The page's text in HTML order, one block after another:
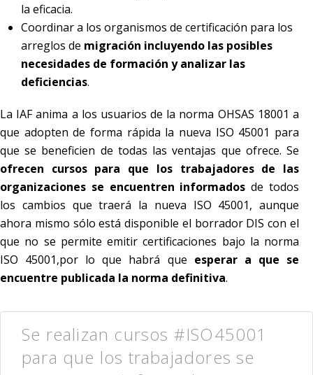
la eficacia.
Coordinar a los organismos de certificación para los
arreglos de migración incluyendo las posibles
necesidades de formación y analizar las
deficiencias.
La IAF anima a los usuarios de la norma OHSAS 18001 a
que adopten de forma rápida la nueva ISO 45001 para
que se beneficien de todas las ventajas que ofrece. Se
ofrecen cursos para que los trabajadores de las
organizaciones se encuentren informados de todos
los cambios que traerá la nueva ISO 45001, aunque
ahora mismo sólo está disponible el borrador DIS con el
que no se permite emitir certificaciones bajo la norma
ISO 45001,por lo que habrá que esperar a que se
encuentre publicada la norma definitiva.
Se realizan cursos #ISO45001
para que los trabajadores se